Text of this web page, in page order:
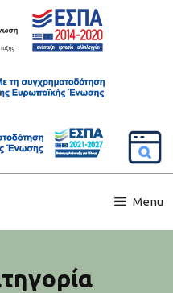
Menu